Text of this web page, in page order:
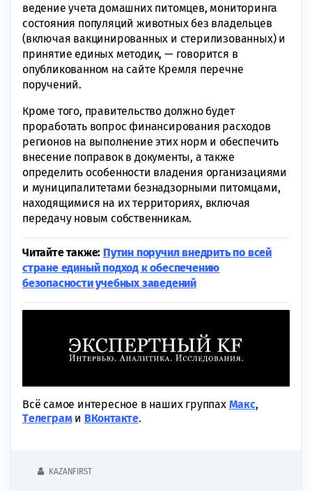
ведение учета домашних питомцев, мониторинга
состояния популяций животных без владельцев
(включая вакцинированных и стерилизованных) и
принятие единых методик, — говорится в
опубликованном на сайте Кремля перечне
поручений.
Кроме того, правительство должно будет
проработать вопрос финансирования расходов
регионов на выполнение этих норм и обеспечить
внесение поправок в документы, а также
определить особенности владения организациями
и муниципалитетами безнадзорными питомцами,
находящимися на их территориях, включая
передачу новым собственникам.
Читайте также: Путин поручил внедрить по всей
стране единый подход к обеспечению
безопасности учебных заведений
Всё самое интересное в наших группах Макс,
Tелеграми ВКонтакте.
KAZANFIRST